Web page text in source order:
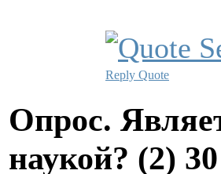
Reply Quote
Опрос.
наукой? (2)